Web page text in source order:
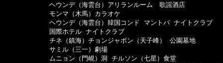
ヘウンデ（海雲台）アリランルーム　歌謡酒店
モンマ（木馬）カラオケ
ヘウンデ（海雲台）韓国コンド マントバ ナイトクラブ
国際ホテル ナイトクラブ
チネ（鎮海）チョンジャボン（天子峰） 公園墓地
サミル（三一）劇場
ムニョン（門峴）洞 チルソン（七星）食堂